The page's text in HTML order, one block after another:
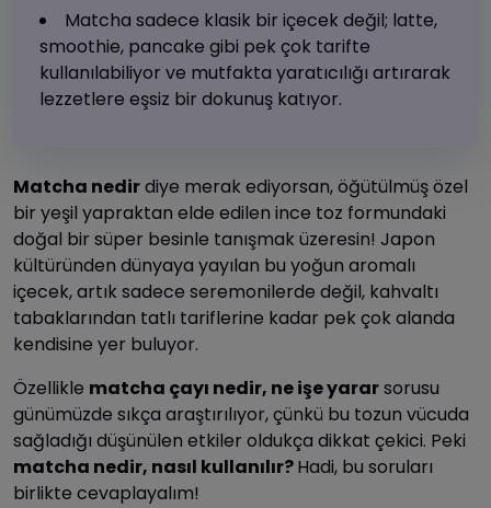
Matcha sadece klasik bir içecek değil; latte,
smoothie, pancake gibi pek çok tarifte
kullanılabiliyor ve mutfakta yaratıcılığı artırarak
lezzetlere eşsiz bir dokunuş katıyor.
Matcha nedirdiye merak ediyorsan, öğütülmüş özel
bir yeşil yapraktan elde edilen ince toz formundaki
doğal bir süper besinle tanışmak üzeresin! Japon
kültüründen dünyaya yayılan bu yoğun aromalı
içecek, artık sadece seremonilerde değil, kahvaltı
tabaklarından tatlı tariflerine kadar pek çok alanda
kendisine yer buluyor.
Özellikle matcha çayı nedir, ne işe yararsorusu
günümüzde sıkça araştırılıyor, çünkü bu tozun vücuda
sağladığı düşünülen etkiler oldukça dikkat çekici. Peki
matcha nedir, nasıl kullanılır?Hadi, bu soruları
birlikte cevaplayalım!